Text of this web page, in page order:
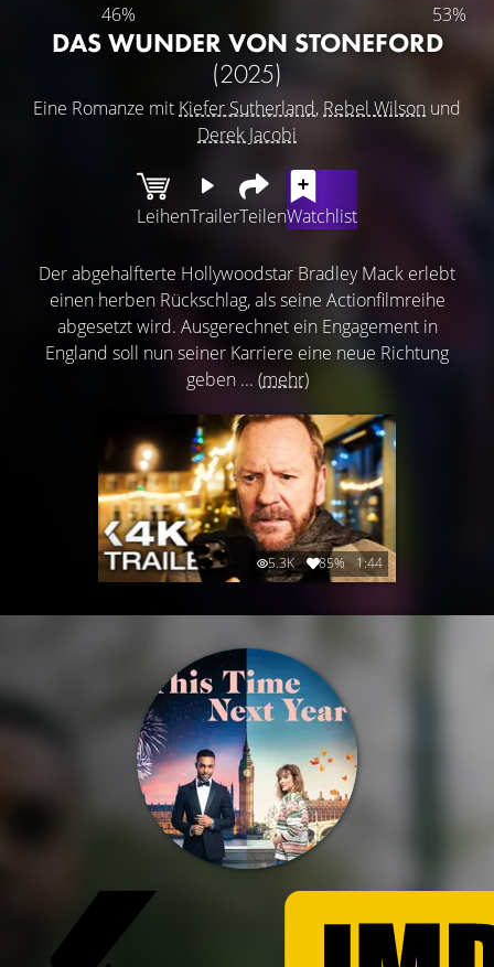
46% 53%
DAS WUNDER VON STONEFORD
(2025)
Eine Romanze mit Kiefer Sutherland, Rebel Wilson und
Derek Jacobi
LeihenTrailerTeilenWatchlist
Der abgehalfterte Hollywoodstar Bradley Mack erlebt
einen herben Rückschlag, als seine Actionfilmreihe
abgesetzt wird. Ausgerechnet ein Engagement in
England soll nun seiner Karriere eine neue Richtung
geben ... (mehr)
5.3K 85% 1:44